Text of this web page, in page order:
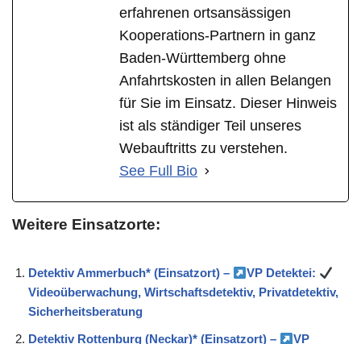
erfahrenen ortsansässigen
Kooperations-Partnern in ganz
Baden-Württemberg ohne
Anfahrtskosten in allen Belangen
für Sie im Einsatz. Dieser Hinweis
ist als ständiger Teil unseres
Webauftritts zu verstehen.
See Full Bio
Weitere Einsatzorte:
Detektiv Ammerbuch* (Einsatzort) –
VP Detektei:
Videoüberwachung, Wirtschaftsdetektiv, Privatdetektiv,
Sicherheitsberatung
Detektiv Rottenburg (Neckar)* (Einsatzort) –
VP